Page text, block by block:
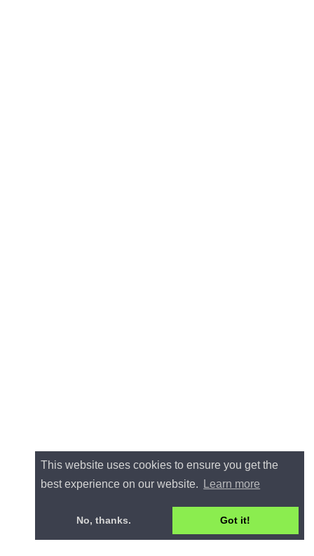
This website uses cookies to ensure you get the
best experience on our website.
Learn more
No, thanks. Got it!